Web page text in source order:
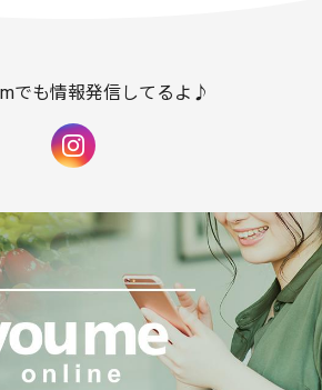
でも情報発信してるよ♪